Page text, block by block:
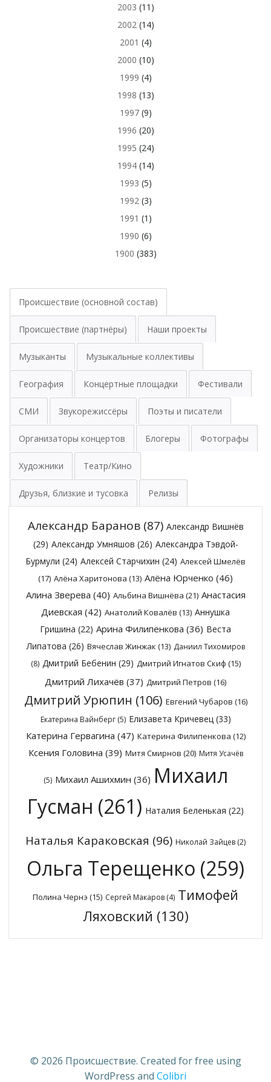
2003 (11)
2002(14)
2001 (4)
2000 (10)
1999 (4)
1998 (13)
1997(9)
1996 (20)
1995 (24)
1994(14)
1993 (5)
1992(3)
1991 (1)
1990 (6)
1900 (383)
Происшествие (основной состав)
Происшествие (партнёры) Наши проекты
Музыканты Музыкальные коллективы
География Концертные площадки Фестивали
СМИ Звукорежиссёры Поэты и писатели
Организаторы концертов Блогеры Фотографы
Художники Театр/Кино
Друзья, близкие и тусовка Релизы
Александр Баранов(87) Александр Вишнёв
(29) Александр Умняшов (26) Александра Тэвдой-
Бурмули (24) Алексей Старчихин (24) Алексей Шмелёв
(17) Алёна Харитонова (13) Алёна Юрченко (46)
Алина Зверева (40) Альбина Вишнёва (21) Анастасия
Диевская (42) Анатолий Ковалёв (13) Аннушка
Гришина (22) Арина Филипенкова (36) Веста
Липатова (26) Вячеслав Жинжак (13) Даниил Тихомиров
(8) Дмитрий Бебенин (29) Дмитрий Игнатов Скиф (15)
Дмитрий Лихачёв (37) Дмитрий Петров (16)
Дмитрий Урюпин (106) Евгений Чубаров (16)
Екатерина Вайнберг(5) Елизавета Кричевец(33)
Катерина Гервагина (47) Катерина Филипенкова (12)
Ксения Головина (39) Митя Смирнов (20) Митя Усачёв
(5) Михаил Ашихмин (36) Михаил
Гусман (261) Наталия Беленькая (22)
Наталья Караковская (96) Николай Зайцев (2)
Ольга Терещенко (259)
Полина Чернэ (15) Сергей Макаров (4) Тимофей
Ляховский (130)
© 2026 Происшествие. Created for free using
WordPress and Colibri